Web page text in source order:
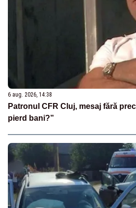
6 aug. 2026, 14:38
Patronul CFR Cluj, mesaj fără
pierd bani?”